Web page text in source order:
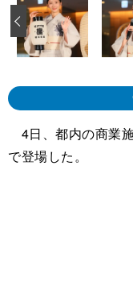
‹
4日、都内の商業
で登場した。